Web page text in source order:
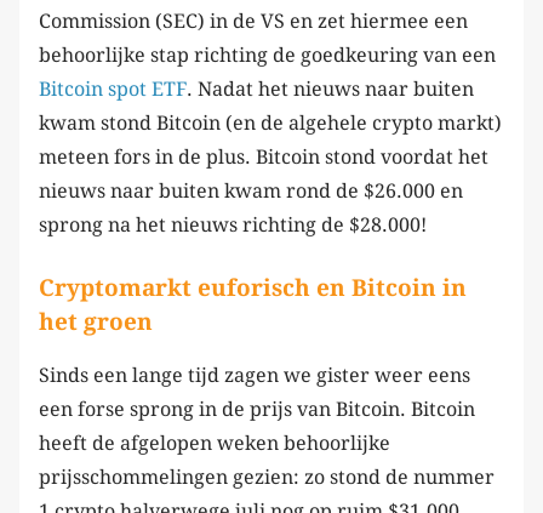
Commission (SEC) in de VS en zet hiermee een
behoorlijke stap richting de goedkeuring van een
Bitcoin spot ETF. Nadat het nieuws naar buiten
kwam stond Bitcoin (en de algehele crypto markt)
meteen fors in de plus. Bitcoin stond voordat het
nieuws naar buiten kwam rond de $26.000 en
sprong na het nieuws richting de $28.000!
Cryptomarkt euforisch en Bitcoin in
het groen
Sinds een lange tijd zagen we gister weer eens
een forse sprong in de prijs van Bitcoin. Bitcoin
heeft de afgelopen weken behoorlijke
prijsschommelingen gezien: zo stond de nummer